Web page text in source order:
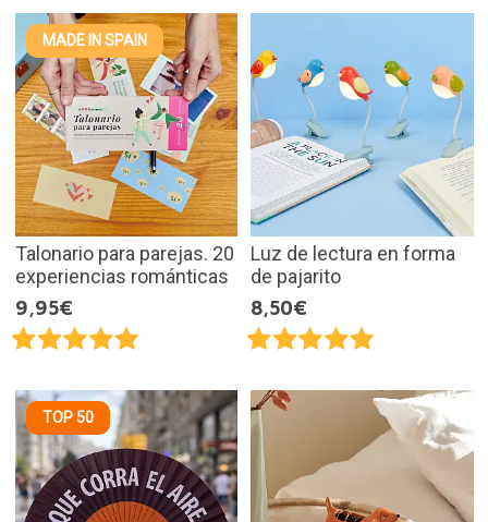
MADE IN SPAIN
Talonario para parejas. 20
experiencias románticas
9,95€
Luz de lectura en forma
de pajarito
8,50€
TOP 50